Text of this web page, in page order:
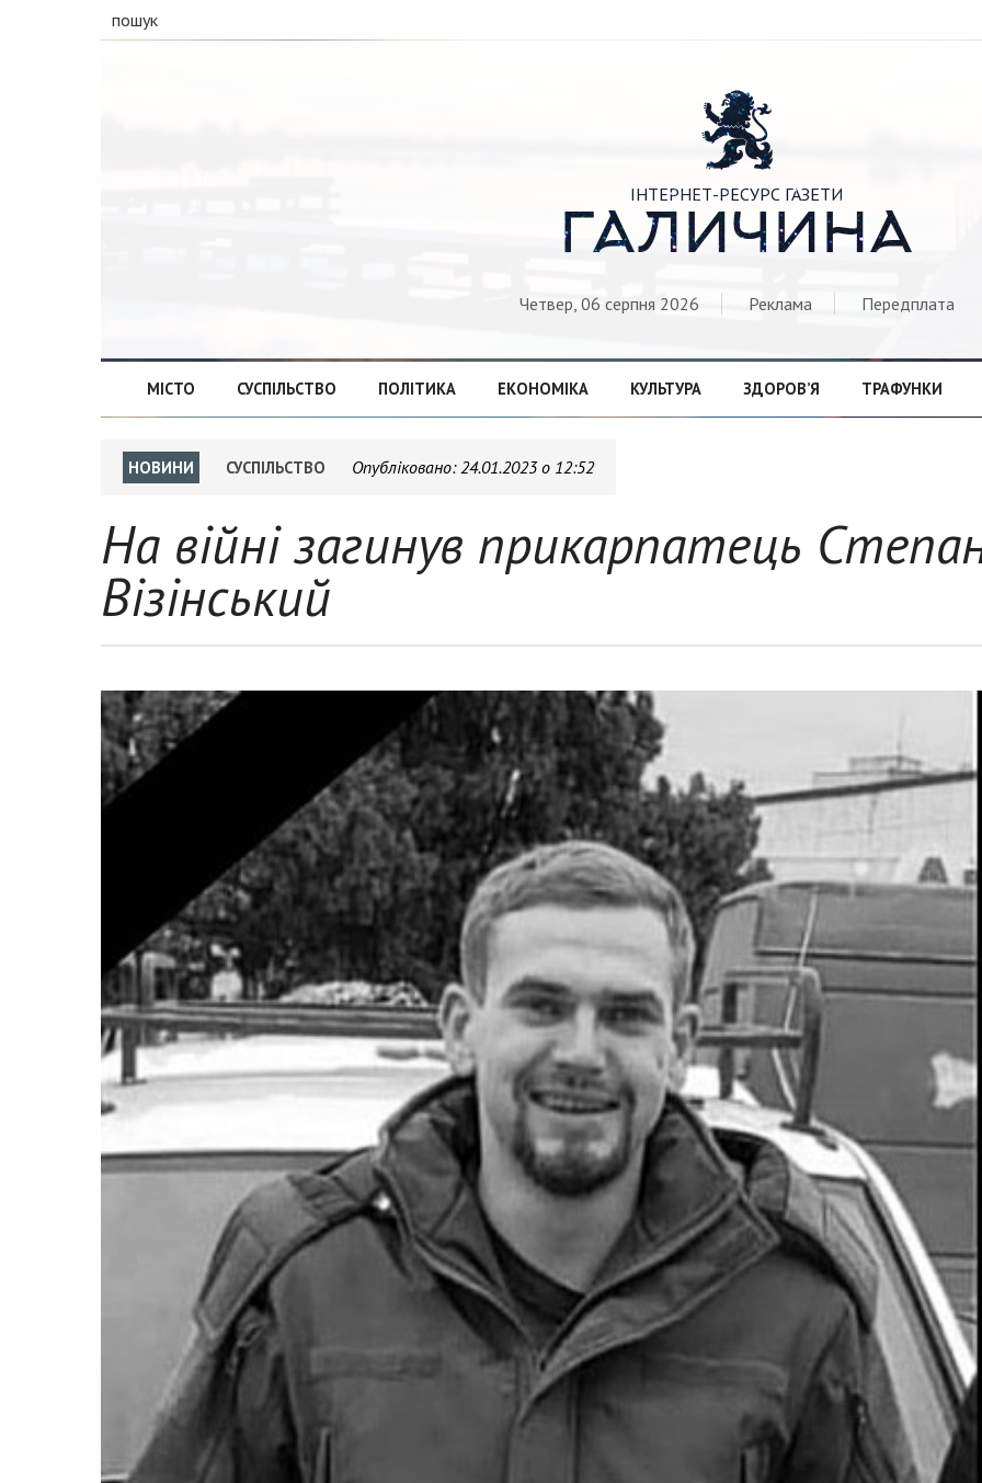
пошук

ІНТЕРНЕТ-РЕСУРС ГАЗЕТИ
ГАЛИЧИНА
Четвер, 06 серпня 2026 Реклама Передплата
МІСТО СУСПІЛЬСТВО ПОЛІТИКА ЕКОНОМІКА КУЛЬТУРА ЗДОРОВ’Я ТРАФУНКИ
НОВИНИ СУСПІЛЬСТВО Опубліковано:24.01.2023 о 12:52
На війні загинув прикарпатець
Візінський